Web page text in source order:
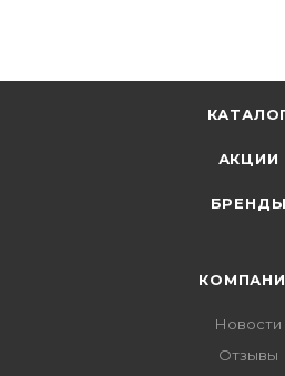
АКЦИИ
БРЕНДЫ
Новости
Отзывы